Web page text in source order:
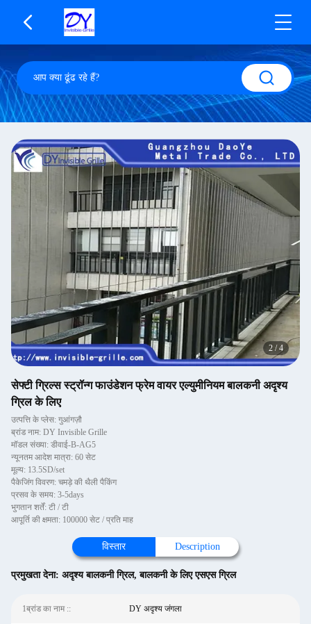
2 /4
सेफ्टी ग्रिल्स स्ट्रॉन्ग फाउंडेशन फ्रेम वायर एल्युमीनियम बालकनी अदृश्य
ग्रिल के लिए
उत्पत्ति के प्लेस: गुआंगज़ौ
ब्रांड नाम: DY Invisible Grille
मॉडल संख्या: डीवाई-B-AG5
न्यूनतम आदेश मात्रा: 60 सेट
मूल्य: 13.5SD/set
पैकेजिंग विवरण: चमड़े की थैली पैकिंग
प्रसव के समय: 3-5days
भुगतान शर्तें: टी / टी
आपूर्ति की क्षमता: 100000 सेट / प्रति माह
विस्तार Description
प्रमुखता देना: अदृश्य बालकनी ग्रिल,बालकनी के लिए एसएस ग्रिल
1ब्रांड का नाम :: DY अदृश्य जंगला